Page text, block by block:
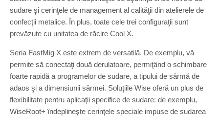
sudare şi cerinţele de management al calităţii din atelierele de
confecţii metalice. În plus, toate cele trei configuraţii sunt
prevăzute cu unitatea de răcire Cool X.
Seria FastMig X este extrem de versatilă. De exemplu, vă
permite să conectaţi două derulatoare, permiţând o schimbare
foarte rapidă a programelor de sudare, a tipului de sârmă de
adaos şi a dimensiunii sârmei. Soluţiile Wise oferă un plus de
flexibilitate pentru aplicaţii specifice de sudare: de exemplu,
WiseRoot+ îndeplineşte cerinţele speciale impuse de sudarea